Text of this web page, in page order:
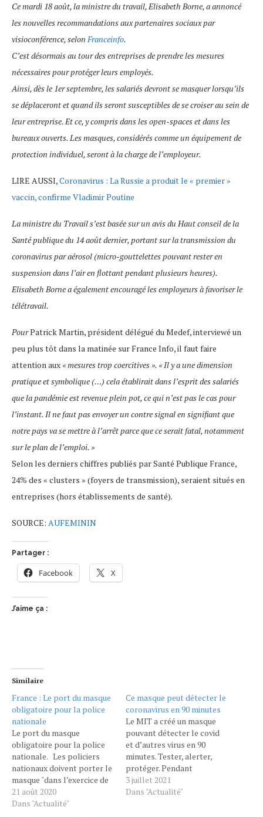
Ce mardi 18 août, la ministre du travail, Elisabeth Borne, a annoncé
les nouvelles recommandations aux partenaires sociaux par
visioconférence, selonFranceinfo.
C’est désormais au tour des entreprises de prendre les mesures
nécessaires pour protéger leurs employés.
Ainsi, dès le 1er septembre, les salariés devront se masquer lorsqu’ils
se déplaceront et quand ils seront susceptibles de se croiser au sein de
leur entreprise. Et ce, y compris dans les open-spaces et dans les
bureaux ouverts. Les masques, considérés comme un équipement de
protection individuel, seront à la charge de l’employeur.
LIRE AUSSI,Coronavirus : La Russie a produit le « premier »
vaccin, confirme Vladimir Poutine
La ministre du Travail s’est basée sur un avis du Haut conseil de la
Santé publique du 14 août dernier, portant sur la transmission du
coronavirus par aérosol (micro-gouttelettes pouvant rester en
suspension dans l’air en flottant pendant plusieurs heures).
Elisabeth Borne a également encouragé les employeurs à favoriser le
télétravail.
PourPatrick Martin, président délégué du Medef, interviewé un
peu plus tôt dans la matinée sur France Info, il faut faire
attention aux« mesures trop coercitives ». « Il y a une dimension
pratique et symbolique (…) cela établirait dans l’esprit des salariés
que la pandémie est revenue plein pot, ce qui n’est pas le cas pour
l’instant. Il ne faut pas envoyer un contre signal en signifiant que
notre pays va se mettre à l’arrêt parce que ce serait fatal, notamment
sur le plan de l’emploi. »
Selon les derniers chiffres publiés par Santé Publique France,
24% des « clusters » (foyers de transmission), seraient situés en
entreprises (hors établissements de santé).
SOURCE: AUFEMININ
Partager :
Facebook X
J’aime ça :
Similaire
France : Le port du masque
obligatoire pour la police
nationale
Le port du masque
obligatoire pour la police
nationale. Les policiers
nationaux doivent porter le
masque "dans l’exercice de
leurs fonctions" depuis le
mercredi 19 août. Le
21 août 2020
Dans "Actualité"
Ce masque peut détecter le
coronavirus en 90 minutes
Le MIT a créé un masque
pouvant détecter le covid
et d’autres virus en 90
minutes. Tester, alerter,
protéger. Pendant
longtemps, ces trois
notions ont été centrales
3 juillet 2021
Dans "Actualité"